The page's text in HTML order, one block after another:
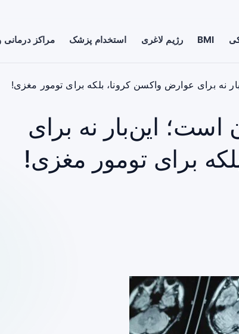
BMI رژیم لاغری استخدام پزشک مراکز درمانی
نه برای عوارض واکسن کرونا، بلکه برای تومور مغزی!
است؛ این‌بار نه برای
برای تومور مغزی!